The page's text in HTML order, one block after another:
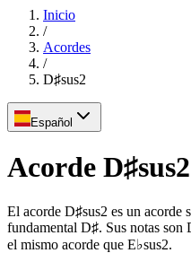
Inicio
/
Acordes
/
D♯sus2
Español
Acorde D♯sus2
El acorde D♯sus2 es un acorde
fundamental D♯. Sus notas
el mismo acorde que E♭sus2.